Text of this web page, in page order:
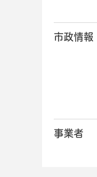
市政情報
事業者